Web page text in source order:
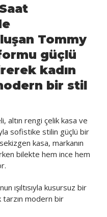
Tommy
güçlü
kadın
bir stil
altın rengi çelik kasa ve
sofistike stilin güçlü bir
kasa, markanın
bilekte hem ince hem
ışıltısıyla kusursuz bir
modern bir